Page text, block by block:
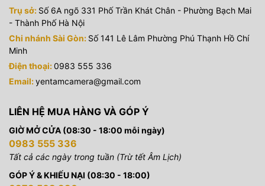
Trụ sở: Số 6A ngõ 331 Phố Trần Khát Chân - Phường Bạch Mai
- Thành Phố Hà Nội
Chi nhánh Sài Gòn: Số 141 Lê Lâm Phường Phú Thạnh Hồ Chí
Minh
Điện thoại:0983 555 336
Email:yentamcamera@gmail.com
LIÊN HỆ MUA HÀNG VÀ GÓP Ý
GIỜ MỞ CỬA (08:30 - 18:00 mỗi ngày)
0983 555 336
Tất cả các ngày trong tuần (Trừ tết Âm Lịch)
GÓP Ý & KHIẾU NẠI (08:30 - 18:00)